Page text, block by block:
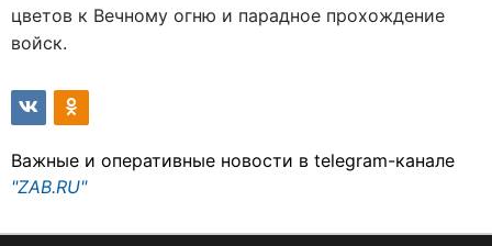
цветов к Вечному огню и парадное прохождение
войск.
Важные и оперативные новости в telegram-канале
"ZAB.RU"